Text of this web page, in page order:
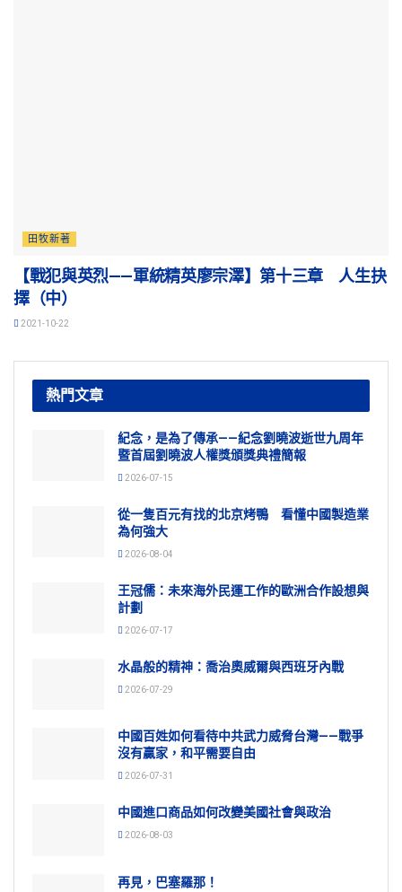
田牧新著
【戰犯與英烈——軍統精英廖宗澤】第十三章 人生抉
擇（中）
2021-10-22
熱門文章
紀念，是為了傳承——紀念劉曉波逝世九周年
暨首屆劉曉波人權獎頒獎典禮簡報
2026-07-15
從一隻百元有找的北京烤鴨 看懂中國製造業
為何強大
2026-08-04
王冠儒：未來海外民運工作的歐洲合作設想與
計劃
2026-07-17
水晶般的精神：喬治奧威爾與西班牙內戰
2026-07-29
中國百姓如何看待中共武力威脅台灣——戰爭
沒有贏家，和平需要自由
2026-07-31
中國進口商品如何改變美國社會與政治
2026-08-03
再見，巴塞羅那！